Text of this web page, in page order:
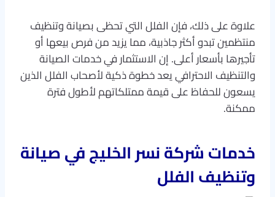
علاوة على ذلك، فإن الفلل التي تحظى بصيانة وتنظيف
منتظمين تبدو أكثر جاذبية، مما يزيد من فرص بيعها أو
تأجيرها بأسعار أعلى. إن الاستثمار في خدمات الصيانة
والتنظيف الاحترافي يعد خطوة ذكية لأصحاب الفلل الذين
يسعون للحفاظ على قيمة ممتلكاتهم لأطول فترة
ممكنة.
خدمات شركة نسر الخليج في صيانة
وتنظيف الفلل